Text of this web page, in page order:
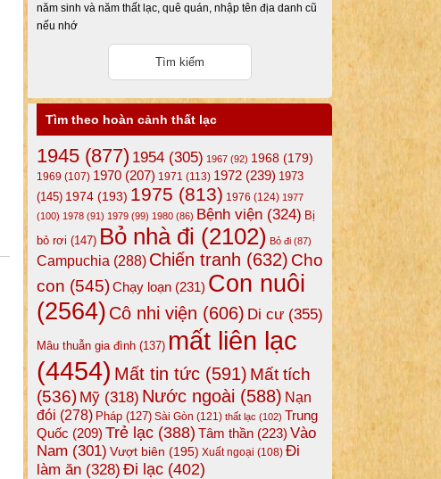
năm sinh và năm thất lạc, quê quán, nhập tên địa danh cũ
nếu nhớ
Tìm theo hoàn cảnh thất lạc
1945 (877) 1954 (305) 1967 (92) 1968 (179)
1969 (107) 1970 (207) 1971 (113) 1972 (239) 1973
(145) 1974 (193) 1975 (813) 1976 (124) 1977
(100) 1978 (91) 1979 (99) 1980 (86) Bệnh viện (324) Bị
bỏ rơi (147) Bỏ nhà đi (2102) Bỏ đi (87)
Campuchia (288) Chiến tranh (632) Cho
con (545)Chạy loạn (231) Con nuôi
(2564) Cô nhi viện (606) Di cư (355)
Mâu thuẫn gia đình (137) mất liên lạc
(4454) Mất tin tức (591) Mất tích
(536) Mỹ (318) Nước ngoài (588) Nạn
đói (278) Pháp (127) Sài Gòn (121) thất lạc (102) Trung
Quốc (209) Trẻ lạc (388) Tâm thần (223) Vào
Nam (301) Vượt biên (195) Xuất ngoại (108) Đi
làm ăn (328) Đi lạc (402)